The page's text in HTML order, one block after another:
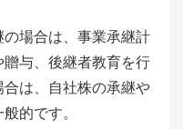
場合は、事業承継計
与、後継者教育を行
は、自社株の承継や
的です。